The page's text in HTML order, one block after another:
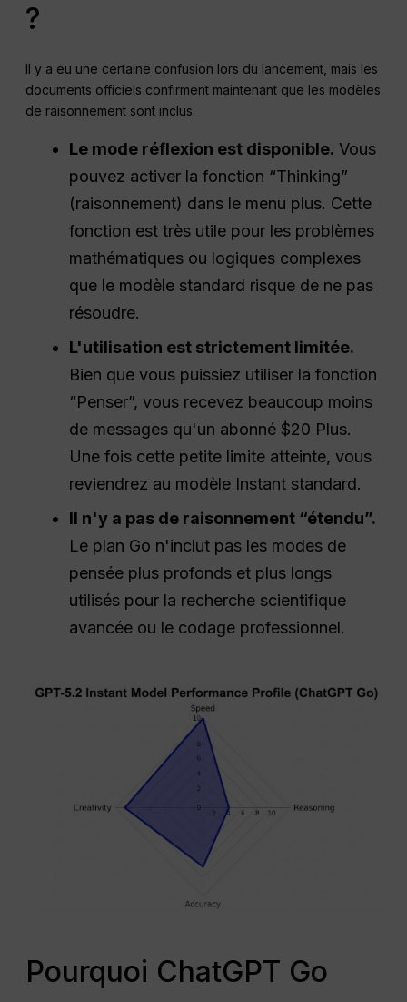
?
Il y a eu une certaine confusion lors du lancement, mais les
documents officiels confirment maintenant que les modèles
de raisonnement sont inclus.
Le mode réflexion est disponible. Vous
pouvez activer la fonction “Thinking”
(raisonnement) dans le menu plus. Cette
fonction est très utile pour les problèmes
mathématiques ou logiques complexes
que le modèle standard risque de ne pas
résoudre.
L'utilisation est strictement limitée.
Bien que vous puissiez utiliser la fonction
“Penser”, vous recevez beaucoup moins
de messages qu'un abonné $20 Plus.
Une fois cette petite limite atteinte, vous
reviendrez au modèle Instant standard.
Il n'y a pas de raisonnement “étendu”.
Le plan Go n'inclut pas les modes de
pensée plus profonds et plus longs
utilisés pour la recherche scientifique
avancée ou le codage professionnel.
Pourquoi ChatGPT Go